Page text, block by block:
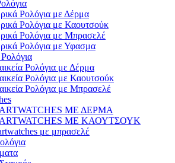
Ρολόγια με Δέρμα
Ρολόγια με Καουτσούκ
Ρολόγια με Μπρασελέ
Ρολόγια με Υφασμα
Ρολόγια με Δέρμα
Ρολόγια με Καουτσούκ
Ρολόγια με Μπρασελέ
ΜΕ ΔΕΡΜΑ
ΜΕ ΚΑΟΥΤΣΟΥΚ
με μπρασελέ